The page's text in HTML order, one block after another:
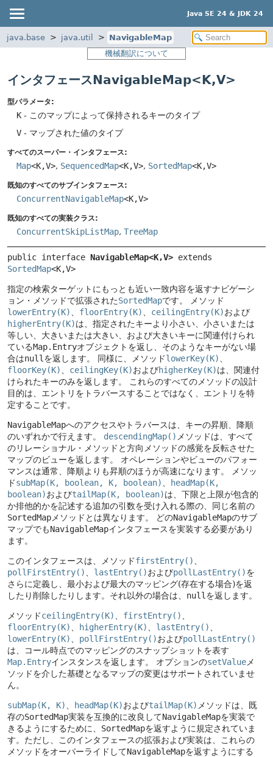
Java SE 24 & JDK 24
java.base java.util
NavigableMap
機械翻訳について
インタフェースNavigableMap<K,V>
型パラメータ:
K - このマップによって保持されるキーのタイプ
V - マップされた値のタイプ
すべてのスーパー・インタフェース:
Map<K,V>, SequencedMap<K,V>, SortedMap<K,V>
既知のすべてのサブインタフェース:
ConcurrentNavigableMap<K,V>
既知のすべての実装クラス:
ConcurrentSkipListMap, TreeMap
public interface NavigableMap<K,V>
SortedMap<K,V>
指定の検索ターゲットにもっとも近い一致内容を返すナビゲーシ
ョン・メソッドで拡張されたSortedMapです。
メソッド
lowerEntry(K)
floorEntry(K) ceilingEntry(K)および
higherEntry(K)は、指定されたキーより小さい、小さいまたは
等しい、大きいまたは大きい、および大きいキーに関連付けられ
ているMap.Entryオブジェクトを返し、そのようなキーがない場
合はnull を返します。 同様に、メソッドlowerKey(K)
floorKey(K)
ceilingKey(K)およびhigherKey(K)は、関連付
けられたキーのみを返します。
これらのすべてのメソッドの設計
目的は、エントリをトラバースすることではなく、エントリを特
定することです。
NavigableMapへのアクセスやトラバースは、キーの昇順、降順
のいずれかで行えます。
descendingMap() メソッドは、すべて
のリレーショナル・メソッドと方向メソッドの感覚を反転させた
マップのビューを返します。
オペレーションやビューのパフォー
マンスは通常、降順よりも昇順のほうが高速になります。
メソッ
ドsubMap(K, boolean, K, boolean)
headMap(K,
boolean)およびtailMap(K, boolean)は、下限と上限が包含的
か排他的かを記述する追加の引数を受け入れる際の、同じ名前の
SortedMap メソッドとは異なります。 どのNavigableMapのサブ
マップでもNavigableMapインタフェースを実装する必要があり
ます。
このインタフェースは、メソッドfirstEntry()
pollFirstEntry()
lastEntry()およびpollLastEntry()を
さらに定義し、最小および最大のマッピング(存在する場合)を返
したり削除したりします。それ以外の場合は、 null を返します。
メソッドceilingEntry(K) firstEntry()
floorEntry(K)
higherEntry(K) lastEntry()
lowerEntry(K)
pollFirstEntry()およびpollLastEntry()
は、コール時点でのマッピングのスナップショットを表す
Map.Entryインスタンスを返します。 オプションのsetValue メ
ソッドを介した基礎となるマップの変更はサポートされていませ
ん。
subMap(K, K) headMap(K)およびtailMap(K) メソッドは、既
存のSortedMap実装を互換的に改良してNavigableMapを実装で
きるようにするために、 SortedMapを返すように規定されていま
す。ただし、このインタフェースの拡張および実装は、これらの
メソッドをオーバーライドしてNavigableMapを返すようにする